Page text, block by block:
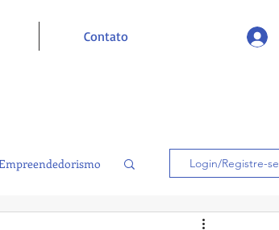
Contato
Login/Registre-se